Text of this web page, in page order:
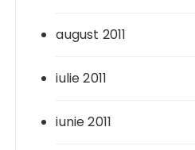
august 2011
iulie 2011
iunie 2011